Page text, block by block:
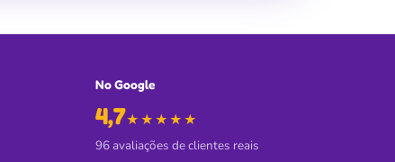
No Google
4,7★★★★★
de 5 no Google
96 avaliações de clientes reais